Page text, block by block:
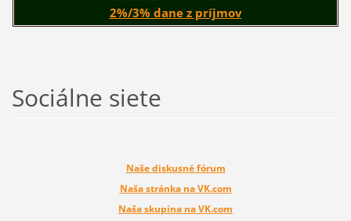
2%/3% dane z príjmov
Sociálne siete
Naše diskusné fórum
Naša stránka na VK.com
Naša skupina na VK.com